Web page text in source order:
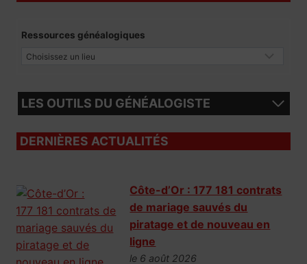
Ressources généalogiques
LES OUTILS DU GÉNÉALOGISTE
DERNIÈRES ACTUALITÉS
Côte-d’Or : 177 181 contrats
de mariage sauvés du
piratage et de nouveau en
ligne
le 6 août 2026